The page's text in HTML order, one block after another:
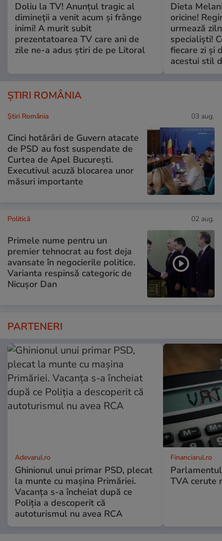
Doliu la TV! Anunțul tragic al
dimineții a venit acum și frânge
inimi! A murit subit
prezentatoarea TV care ani de
zile ne-a adus știri de pe Litoral
Dieta
oricine!
urmează
specialiști!
fiecare zi și
acestui stil
ȘTIRI ROMÂNIA
Știri România 03 aug.
Cinci hotărâri de Guvern atacate
de PSD au fost suspendate de
Curtea de Apel București.
Executivul acuză blocarea unor
măsuri importante
Politică 02 aug.
Primele nume pentru un
premier tehnocrat au fost deja
avansate în negocierile politice.
Varianta respinsă categoric de
Nicușor Dan
PARTENERI
Adevarul.ro
Ghinionul unui primar PSD, plecat
la munte cu mașina Primăriei.
Vacanța s-a încheiat după ce
Poliția a descoperit că
autoturismul nu avea RCA
Financiarul.ro
TVA cerute